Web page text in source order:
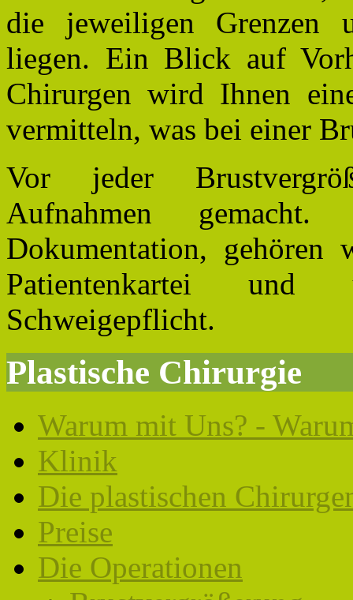
die jeweiligen Grenzen
liegen. Ein Blick auf
Chirurgen wird Ihnen
vermitteln, was bei einer
Vor jeder
Aufnahmen
Dokumentation,
Patientenkartei und
Schweigepflicht.
Plastische Chirurgie
Warum mit Uns? -
Klinik
Die plastischen
Preise
Die Operationen